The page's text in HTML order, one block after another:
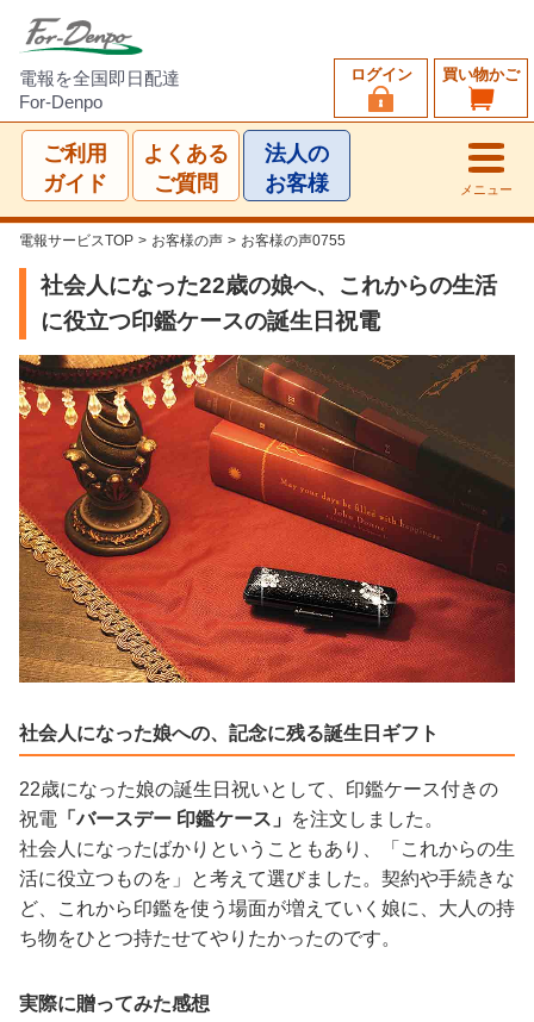
電報を全国即日配達
For-Denpo
買い物かご
ログイン
ご利用
ガイド
よくある
ご質問
法人の
お客様
メニュー
電報サービスTOP > お客様の声 > お客様の声0755
社会人になった22歳の娘へ、これからの生活
に役立つ印鑑ケースの誕生日祝電
社会人になった娘への、記念に残る誕生日ギフト
22歳になった娘の誕生日祝いとして、印鑑ケース付きの
祝電 「バースデー 印鑑ケース」
を注文しました。
社会人になったばかりということもあり、「これからの生
活に役立つものを」と考えて選びました。契約や手続きな
ど、これから印鑑を使う場面が増えていく娘に、大人の持
ち物をひとつ持たせてやりたかったのです。
実際に贈ってみた感想